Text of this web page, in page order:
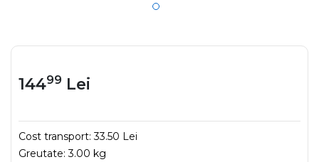
14499 Lei
Cost transport:33.50 Lei
Greutate:3.00 kg